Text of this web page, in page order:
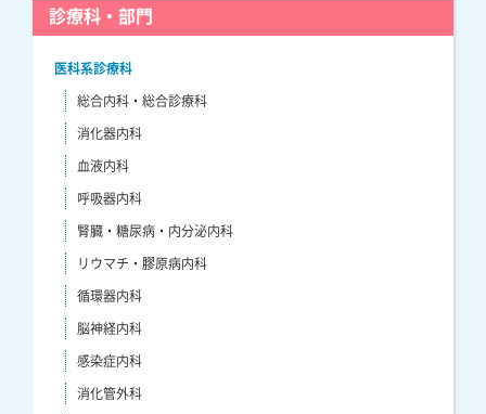
診療科・部門
医科系診療科
総合内科・総合診療科
消化器内科
血液内科
呼吸器内科
腎臓・糖尿病・内分泌内科
リウマチ・膠原病内科
循環器内科
脳神経内科
感染症内科
消化管外科